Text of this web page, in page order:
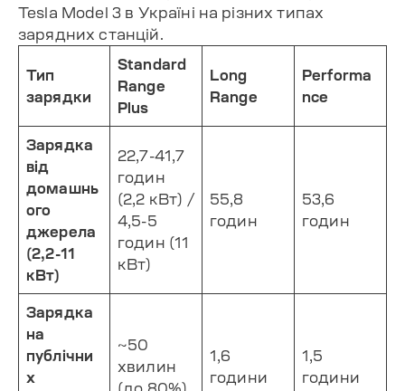
Tesla Model 3 в Україні на різних типах
зарядних станцій.
Тип
зарядки
Standard
Range
Plus
Long
Range
Performa
nce
Зарядка
від
домашнь
ого
джерела
(2,2-11
кВт)
22,7-41,7
годин
(2,2 кВт) /
4,5-5
годин (11
кВт)
55,8
годин
53,6
годин
Зарядка
на
публічни
х
~50
хвилин
1,6
години
1,5
години